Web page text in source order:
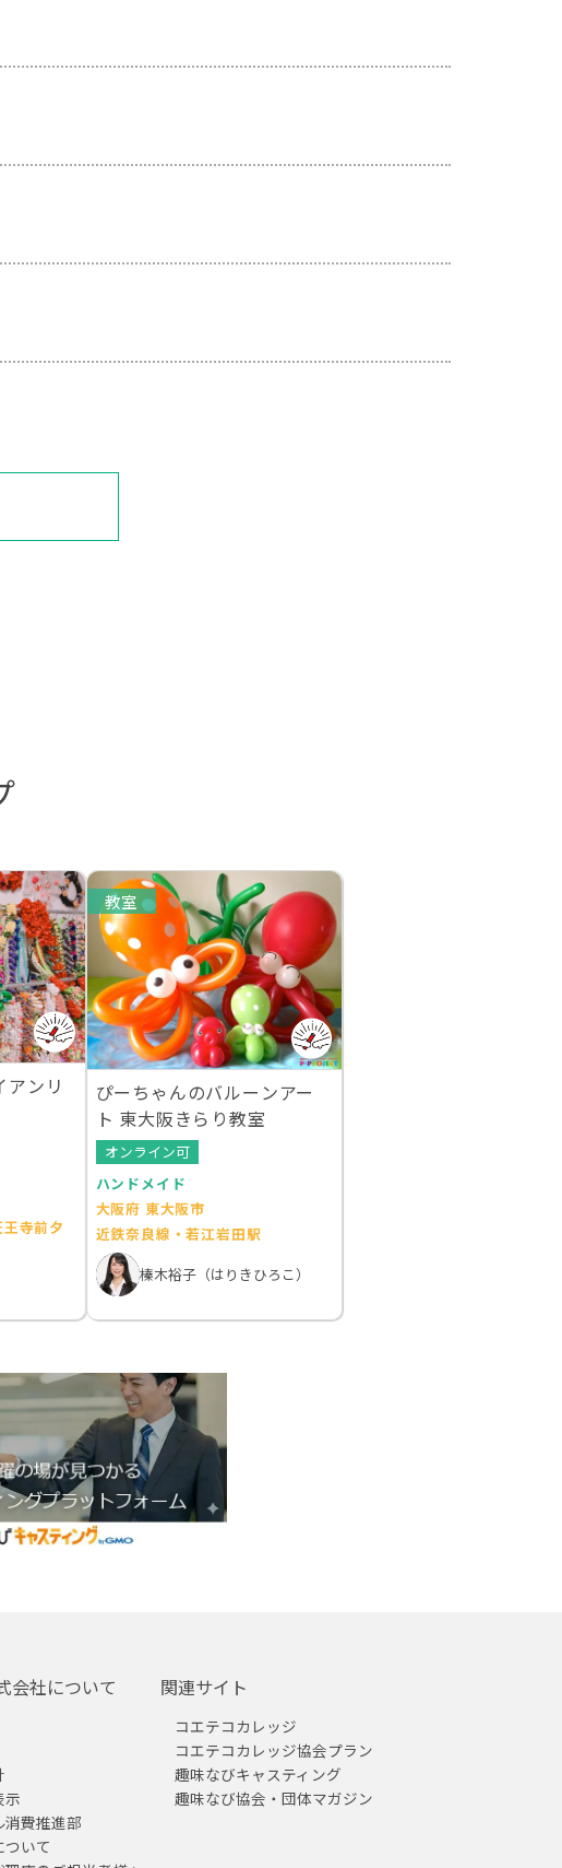
アンリ
寺前夕
教室
ぴーちゃんのバルーンアー
ト 東大阪きらり教室
オンライン可
ハンドメイド
大阪府 東大阪市
近鉄奈良線・若江岩田駅
榛木裕子（はりきひろこ）
会社について
示
費推進部
ついて
関連サイト
コエテコカレッジ
コエテコカレッジ協会プラン
趣味なびキャスティング
趣味なび協会・団体マガジン